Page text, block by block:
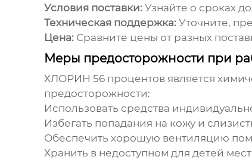
Условия поставки:Узнайте о сроках
Техническая поддержка:Уточните,
Цена:Сравните цены от разных
Меры предосторожности при
ХЛОРИН 56 процентовявляется
предосторожности:
Использовать средства
Избегать попадания на кожу и
Обеспечить хорошую вентиляцию
Хранить в недоступном для детей